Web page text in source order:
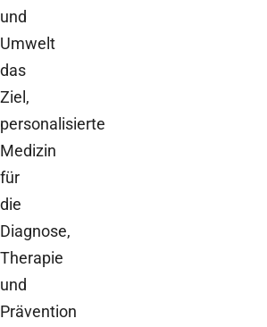
und
Umwelt
das
Ziel,
personalisierte
Medizin
für
die
Diagnose,
Therapie
und
Prävention